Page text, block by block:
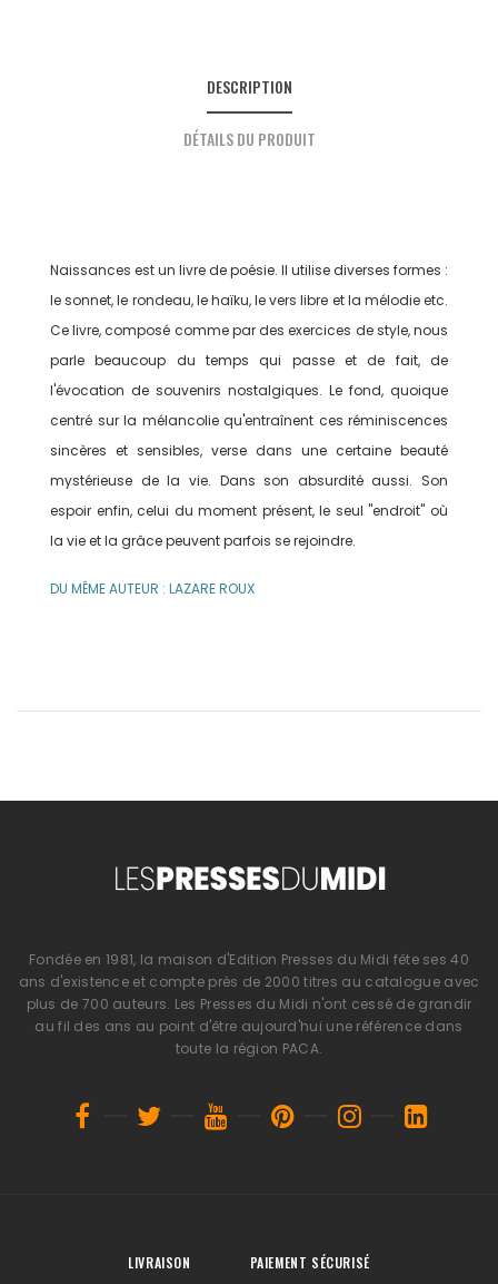
DESCRIPTION
DÉTAILS DU PRODUIT
Naissances est un livre de poésie. Il utilise diverses formes :
le sonnet, le rondeau, le haïku, le vers libre et la mélodie etc.
Ce livre, composé comme par des exercices de style, nous
parle beaucoup du temps qui passe et de fait, de
l'évocation de souvenirs nostalgiques. Le fond, quoique
centré sur la mélancolie qu'entraînent ces réminiscences
sincères et sensibles, verse dans une certaine beauté
mystérieuse de la vie. Dans son absurdité aussi. Son
espoir enfin, celui du moment présent, le seul "endroit" où
la vie et la grâce peuvent parfois se rejoindre.
DU MÊME AUTEUR : LAZARE ROUX
Fondée en 1981, la maison d'Edition Presses du Midi fête ses 40
ans d'existence et compte près de 2000 titres au catalogue avec
plus de 700 auteurs. Les Presses du Midi n'ont cessé de grandir
au fil des ans au point d'être aujourd'hui une référence dans
toute la région PACA.
LIVRAISON PAIEMENT SÉCURISÉ